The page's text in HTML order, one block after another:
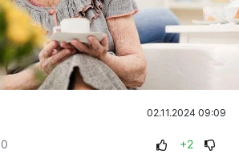
02.11.2024 09:09
0 +2